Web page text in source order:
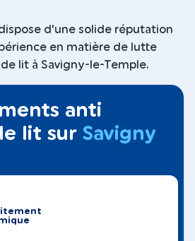
d'une solide réputation
en matière de lutte
lit à Savigny-le-Temple.
anti
lit surSavigny